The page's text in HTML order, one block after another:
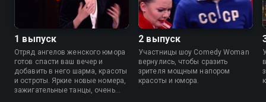
1 выпуск
Отряд ангелов женского юмора
готов спасти ваш вечер и
добавить в него шарма, красоты
и остроты. Яркие новые номера,
зажигательные танцы, очень
2 выпуск
Участницы шоу Comedy Woman
вернулись, чтобы сразить
зрителя мощным напором
красоты и юмора.